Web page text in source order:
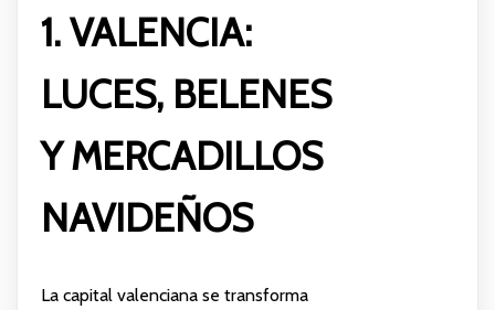
1. VALENCIA:
LUCES, BELENES
Y MERCADILLOS
NAVIDEÑOS
La capital valenciana se transforma